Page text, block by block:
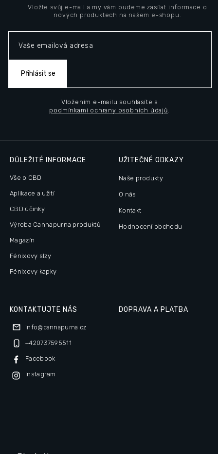
Vložte svůj e-mail a my vám budeme zasílat informace o
nových produktech na našem e-shopu.
Přihlásit se
Vložením e-mailu souhlasíte s
podmínkami ochrany osobních údajů.
DŮLEŽITÉ INFORMACE
Vše o CBD
Aplikace a užití
CBD účinky
Výroba Cannapurna produktů
Magazín
Fénixovy slzy
Fénixovy kapky
UŽITEČNÉ ODKAZY
Naše produkty
O nás
Kontakt
Hodnocení obchodu
KONTAKTUJTE NÁS
info@ cannapurna.cz
+420737595511
Facebook
Instagram
DOPRAVA A PLATBA